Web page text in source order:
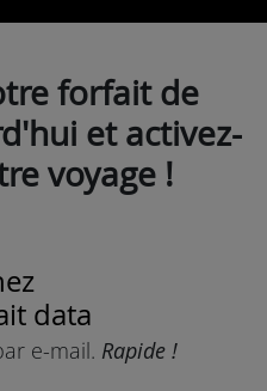
forfait de
et activez-
voyage !
data
e-mail. Rapide !